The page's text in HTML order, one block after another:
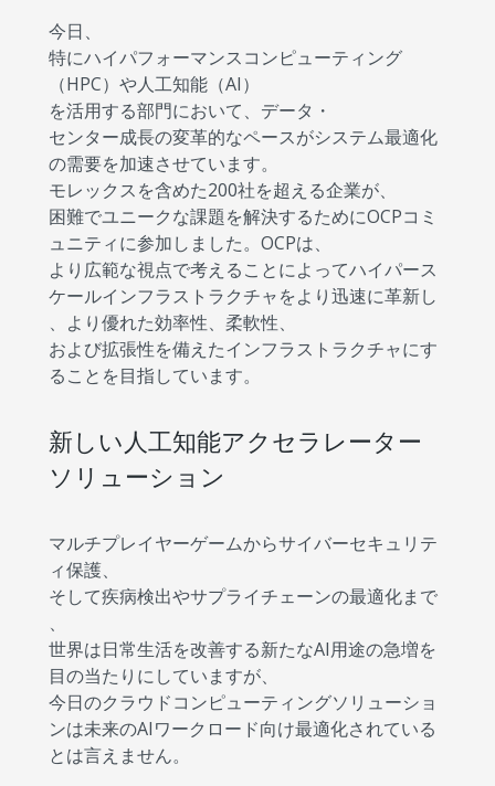
今日、
特にハイパフォーマンスコンピューティング
（HPC）や人工知能（AI）
を活用する部門において、データ・
センター成長の変革的なペースがシステム最適化
の需要を加速させています。
モレックスを含めた200社を超える企業が、
困難でユニークな課題を解決するためにOCPコミ
ュニティに参加しました。OCPは、
より広範な視点で考えることによってハイパース
ケールインフラストラクチャをより迅速に革新し
、より優れた効率性、柔軟性、
および拡張性を備えたインフラストラクチャにす
ることを目指しています。
新しい人工知能アクセラレーター
ソリューション
マルチプレイヤーゲームからサイバーセキュリテ
ィ保護、
そして疾病検出やサプライチェーンの最適化まで
、
世界は日常生活を改善する新たなAI用途の急増を
目の当たりにしていますが、
今日のクラウドコンピューティングソリューショ
ンは未来のAIワークロード向け最適化されている
とは言えません。